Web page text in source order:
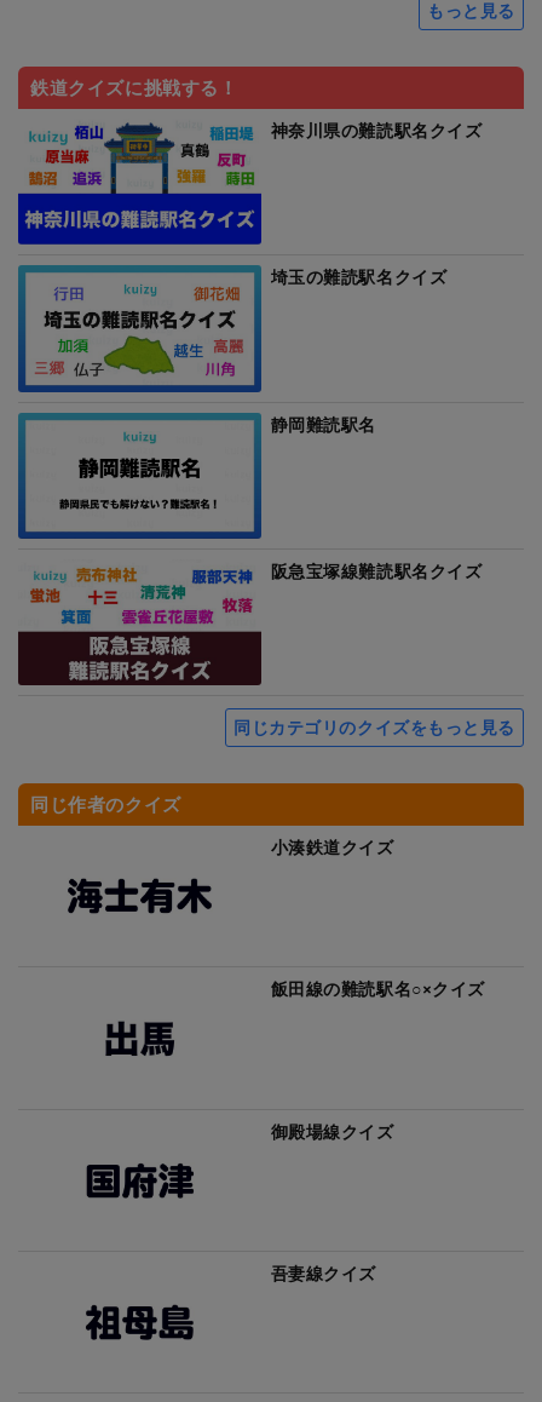
もっと見る
鉄道クイズに挑戦する！
神奈川県の難読駅名クイズ
埼玉の難読駅名クイズ
静岡難読駅名
阪急宝塚線難読駅名クイズ
同じカテゴリのクイズをもっと見る
同じ作者のクイズ
小湊鉄道クイズ
飯田線の難読駅名○×クイズ
御殿場線クイズ
吾妻線クイズ